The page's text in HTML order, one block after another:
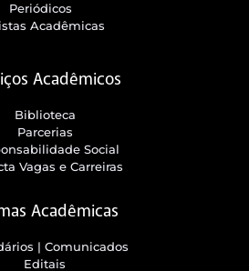
Periódicos
Acadêmicas
Acadêmicos
Biblioteca
Parcerias
Social
Vagas e Carreiras
Acadêmicas
| Comunicados
Editais